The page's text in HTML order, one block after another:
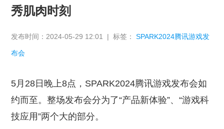
秀肌肉时刻
发布时间：2024-05-29 12:01 | 标签：SPARK2024腾讯游戏发
布会
5月28日晚上8点，SPARK2024腾讯游戏发布会如
约而至。整场发布会分为了“产品新体验”、“游戏科
技应用”两个大的部分。